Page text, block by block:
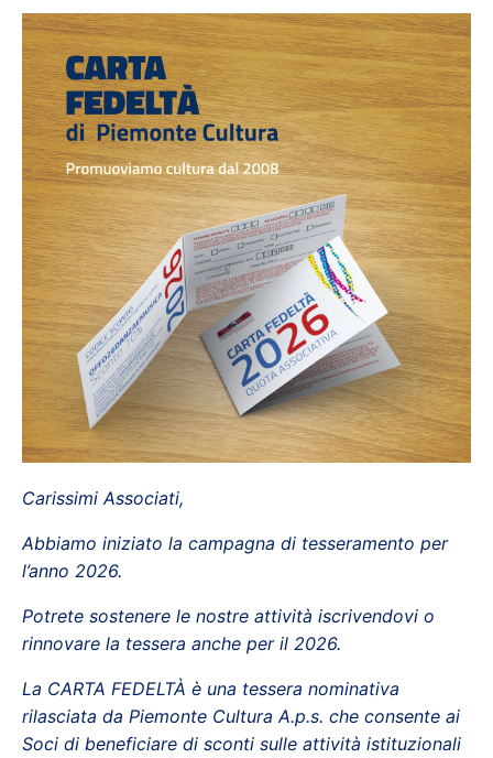
Carissimi Associati,
Abbiamo iniziato la campagna di tesseramento per
l’anno 2026.
Potrete sostenere le nostre attività iscrivendovi o
rinnovare la tessera anche per il 2026.
La CARTA FEDELTÀ è una tessera nominativa
rilasciata da Piemonte Cultura A.p.s. che consente ai
Soci di beneficiare di sconti sulle attività istituzionali